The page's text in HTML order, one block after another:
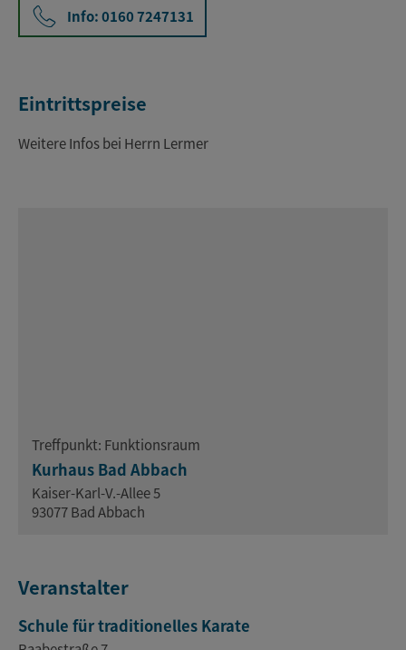
Info: 0160 7247131
Eintrittspreise
Weitere Infos bei Herrn Lermer
Treffpunkt: Funktionsraum
Kurhaus Bad Abbach
Kaiser-Karl-V.-Allee 5
93077 Bad Abbach
Veranstalter
Schule für traditionelles Karate